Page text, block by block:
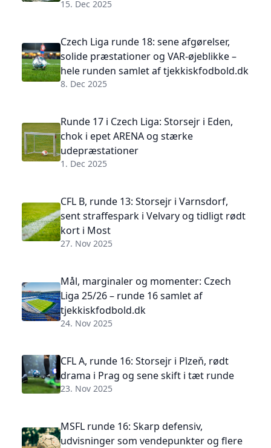
15. Dec 2025
Czech Liga runde 18: sene afgørelser,
solide præstationer og VAR-øjeblikke –
hele runden samlet af tjekkiskfodbold.dk
8. Dec 2025
Runde 17 i Czech Liga: Storsejr i Eden,
chok i epet ARENA og stærke
udepræstationer
1. Dec 2025
CFL B, runde 13: Storsejr i Varnsdorf,
sent straffespark i Velvary og tidligt rødt
kort i Most
27. Nov 2025
Mål, marginaler og momenter: Czech
Liga 25/26 – runde 16 samlet af
tjekkiskfodbold.dk
24. Nov 2025
CFL A, runde 16: Storsejr i Plzeň, rødt
drama i Prag og sene skift i tæt runde
23. Nov 2025
MSFL runde 16: Skarp defensiv,
udvisninger som vendepunkter og flere